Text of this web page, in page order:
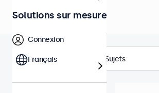
Sujets
Solutions sur mesure
Connexion
Français